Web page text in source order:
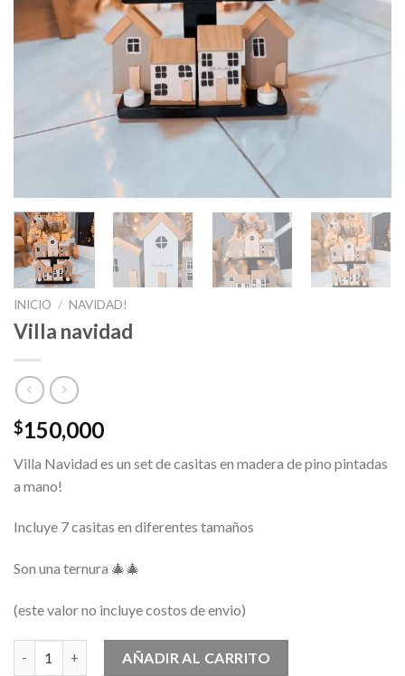
INICIO / NAVIDAD!
Villa navidad
$150,000
Villa Navidad es un set de casitas en madera de pino pintadas
a mano!
Incluye 7 casitas en diferentes tamaños
Son una ternura 🎄🎄
(este valor no incluye costos de envio)
Villa navidad cantidadAÑADIR AL CARRITO